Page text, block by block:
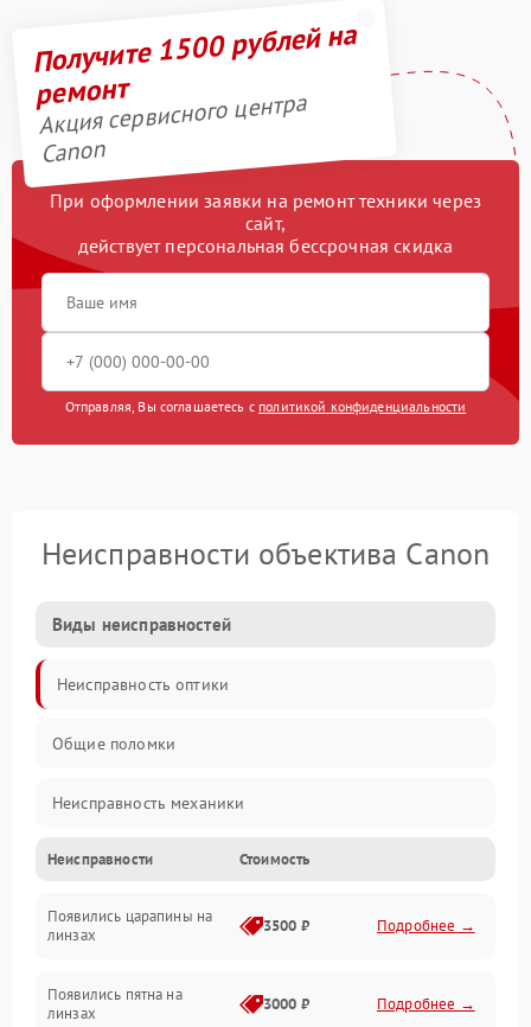
Получите 1500 рублей на
ремонт
Акция сервисного центра
Canon
При оформлении заявки на ремонт техники через
сайт,
действует персональная бессрочная скидка
Отправляя, Вы соглашаетесь с политикой конфиденциальности
Неисправности объектива Canon
Виды неисправностей
Неисправность оптики
Общие поломки
Неисправность механики
Неисправность электроники (если объектив с мотором/
Прочие неисправности
Неисправности Стоимость
Появились царапины на
линзах
3500 ₽ Подробнее →
Появились пятна на
линзах
3000 ₽ Подробнее →